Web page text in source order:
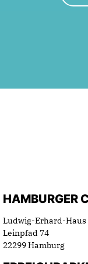
HAMBURGER
Ludwig-Erhard-Haus
Leinpfad 74
22299 Hamburg